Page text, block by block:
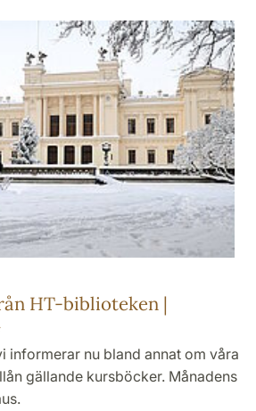
HT-biblioteken |
informerar nu bland annat om våra
gällande kursböcker. Månadens